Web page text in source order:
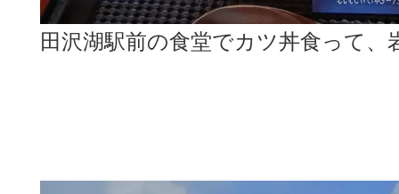
田沢湖駅前の食堂でカツ丼食って、